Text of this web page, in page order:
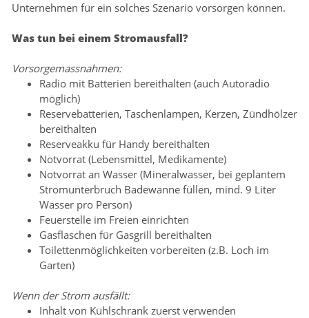
Unternehmen für ein solches Szenario vorsorgen können.
Was tun bei einem Stromausfall?
Vorsorgemassnahmen:
Radio mit Batterien bereithalten (auch Autoradio
möglich)
Reservebatterien, Taschenlampen, Kerzen, Zündhölzer
bereithalten
Reserveakku für Handy bereithalten
Notvorrat (Lebensmittel, Medikamente)
Notvorrat an Wasser (Mineralwasser, bei geplantem
Stromunterbruch Badewanne füllen, mind. 9 Liter
Wasser pro Person)
Feuerstelle im Freien einrichten
Gasflaschen für Gasgrill bereithalten
Toilettenmöglichkeiten vorbereiten (z.B. Loch im
Garten)
Wenn der Strom ausfällt:
Inhalt von Kühlschrank zuerst verwenden